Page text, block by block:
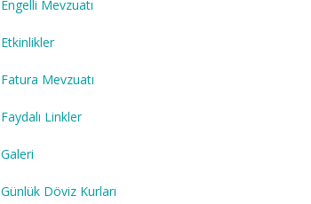
Engelli Mevzuatı
Etkinlikler
Fatura Mevzuatı
Faydalı Linkler
Galeri
Günlük Döviz Kurları